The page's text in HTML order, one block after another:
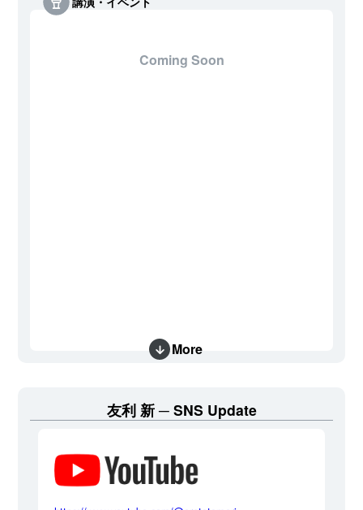
Coming Soon
More
友利 新 SNS Update